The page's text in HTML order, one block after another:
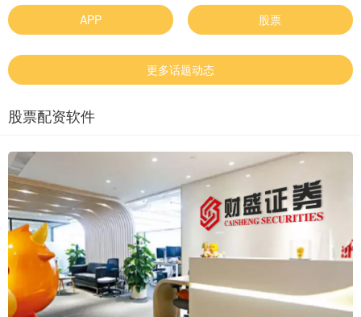
APP 股票
更多话题动态
股票配资软件